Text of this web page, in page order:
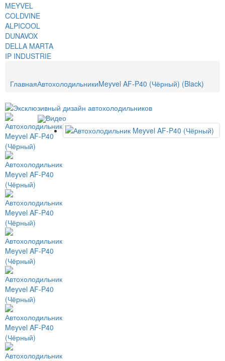
MEYVEL
COLDVINE
ALPICOOL
DUNAVOX
DELLA MARTA
IP INDUSTRIE
ГлавнаяАвтохолодильникиMeyvel AF-P40 (Чёрный) (Black)
Видео